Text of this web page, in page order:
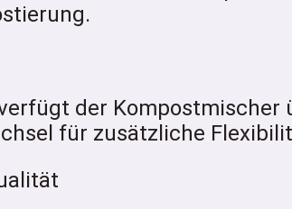
der
für zusätzliche